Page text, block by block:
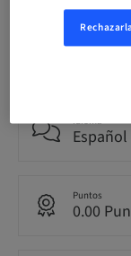
Precio por
Idioma
Español
Puntos
0.00